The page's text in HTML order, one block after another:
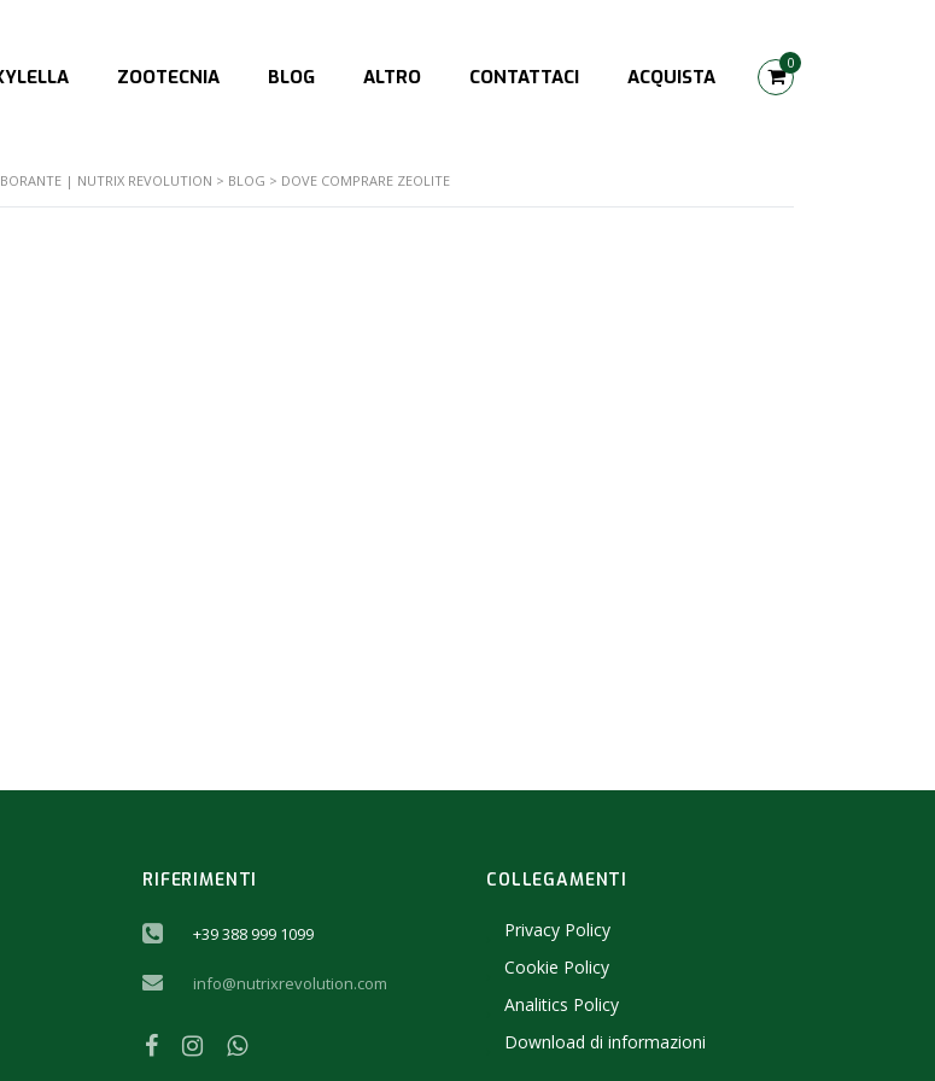
ZOOTECNIA BLOG ALTRO CONTATTACI ACQUISTA
0
| NUTRIX REVOLUTION > BLOG > DOVE COMPRARE ZEOLITE
RIFERIMENTI
+39 388 999 1099
info@nutrixrevolution.com
COLLEGAMENTI
Privacy Policy
Cookie Policy
Analitics Policy
Download di informazioni